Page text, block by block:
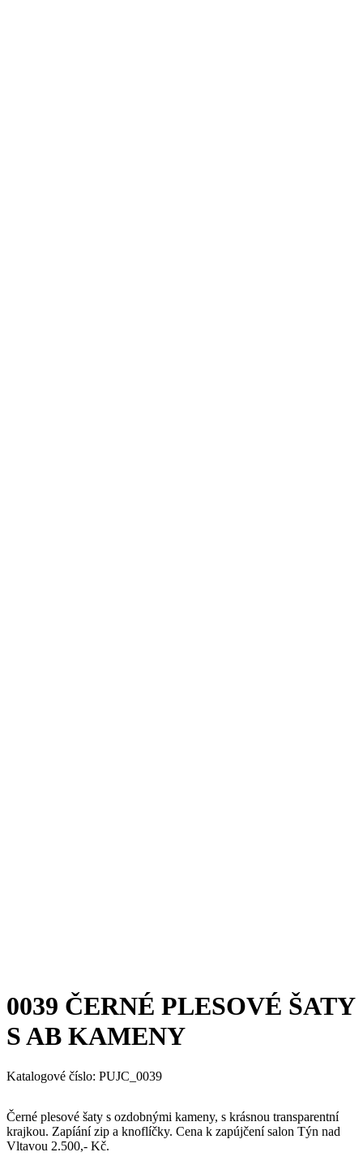
0039 ČERNÉ PLESOVÉ ŠATY
S AB KAMENY
Katalogové číslo: PUJC_0039
Černé plesové šaty s ozdobnými kameny, s krásnou transparentní
krajkou. Zapíání zip a knoflíčky. Cena k zapújčení salon Týn nad
Vltavou 2.500,- Kč.